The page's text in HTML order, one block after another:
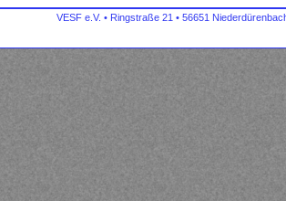
VESF e.V. • Ringstraße 21 • 56651